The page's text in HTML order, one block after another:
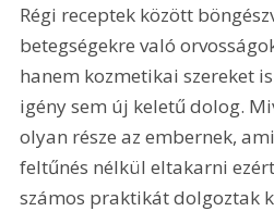
Régi receptek között
betegségekre való
hanem kozmetikai szereket
igény sem új keletű dolog.
olyan része az embernek,
feltűnés nélkül eltakarni
számos praktikát dolgoztak